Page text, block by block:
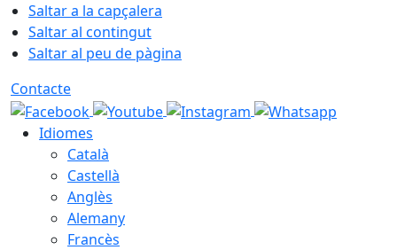
Saltar a la capçalera
Saltar al contingut
Saltar al peu de pàgina
Contacte
Idiomes
Català
Castellà
Anglès
Alemany
Francès